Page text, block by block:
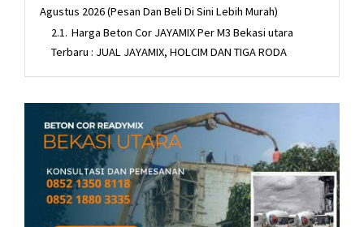
Agustus 2026 (Pesan Dan Beli Di Sini Lebih Murah)
2.1. Harga Beton Cor JAYAMIX Per M3 Bekasi utara
Terbaru : JUAL JAYAMIX, HOLCIM DAN TIGA RODA